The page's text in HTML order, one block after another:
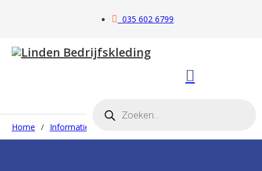
035 602 6799
Home / Informatie